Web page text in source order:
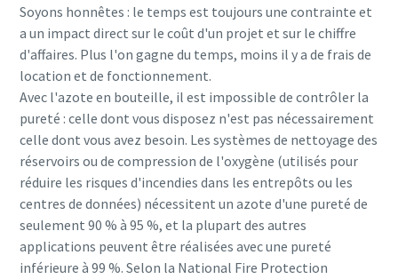
Soyons honnêtes : le temps est toujours une contrainte et
a un impact direct sur le coût d'un projet et sur le chiffre
d'affaires. Plus l'on gagne du temps, moins il y a de frais de
location et de fonctionnement.
Avec l'azote en bouteille, il est impossible de contrôler la
pureté : celle dont vous disposez n'est pas nécessairement
celle dont vous avez besoin. Les systèmes de nettoyage des
réservoirs ou de compression de l'oxygène (utilisés pour
réduire les risques d'incendies dans les entrepôts ou les
centres de données) nécessitent un azote d'une pureté de
seulement 90 % à 95 %, et la plupart des autres
applications peuvent être réalisées avec une pureté
inférieure à 99 %. Selon la National Fire Protection